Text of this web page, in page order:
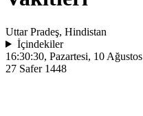
Uttar Pradeş, Hindistan
İçindekiler
16:30:30, Pazartesi, 10 Ağustos
27 Safer 1448